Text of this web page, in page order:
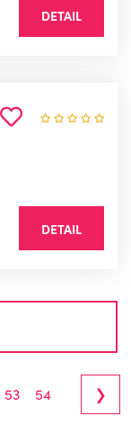
DETAIL
DETAIL
53 54 ›